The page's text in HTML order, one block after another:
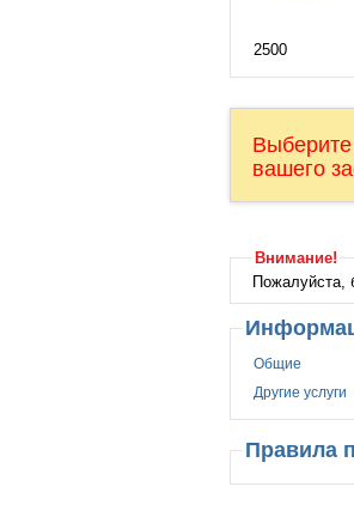
2500
вашего
Внимание!
Пожалуйста,
Общие
Другие услуги
Правила